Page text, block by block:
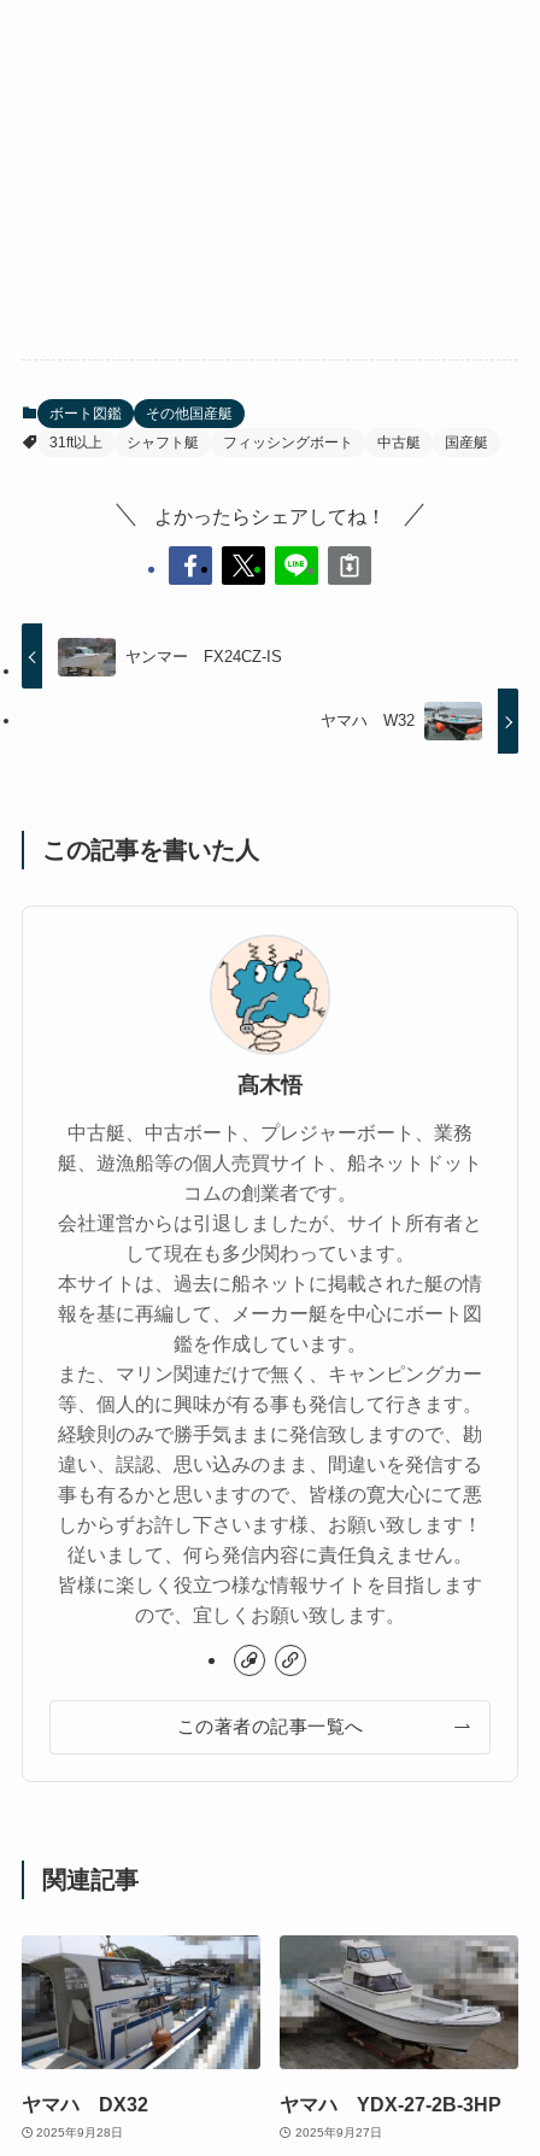
ボート図鑑
その他国産艇
31ft以上
シャフト艇 フィッシングボート 中古艇 国産艇
よかったらシェアしてね！
ヤンマー FX24CZ-IS
ヤマハ W32
この記事を書いた人
髙木悟
中古艇、中古ボート、プレジャーボート、業務
艇、遊漁船等の個人売買サイト、船ネットドット
コムの創業者です。
会社運営からは引退しましたが、サイト所有者と
して現在も多少関わっています。
本サイトは、過去に船ネットに掲載された艇の情
報を基に再編して、メーカー艇を中心にボート図
鑑を作成しています。
また、マリン関連だけで無く、キャンピングカー
等、個人的に興味が有る事も発信して行きます。
経験則のみで勝手気ままに発信致しますので、勘
違い、誤認、思い込みのまま、間違いを発信する
事も有るかと思いますので、皆様の寛大心にて悪
しからずお許し下さいます様、お願い致します！
従いまして、何ら発信内容に責任負えません。
皆様に楽しく役立つ様な情報サイトを目指します
ので、宜しくお願い致します。
この著者の記事一覧へ
関連記事
ヤマハ DX32
2025年9月28日
ヤマハ YDX-27-2B-3HP
2025年9月27日